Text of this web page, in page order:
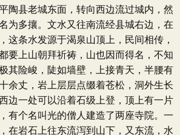
陶县老城东面，转向西边流过城内，然
为多攘。文水又往南流经县城右边，在
这条水发源于渴泉山顶上，民间相传，
要上山朝拜祈祷，山也因而得名，不知
其险峻，陡如墙壁，上接青天，半腰有
余丈，岩上层层点缀着苍松，洞外生长
边一处可以沿着石级上登，顶上有一片
有个名叫光的僧人建造了两座寺院。一
在岩石上往东流泻到山下，又东流，水